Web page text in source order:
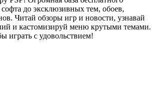
до эксклюзивных тем, обоев,
Читай обзоры игр и новости, узнавай
и кастомизируй меню крутыми темами.
играть с удовольствием!